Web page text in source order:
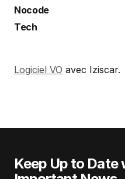
Nocode
Tech
Logiciel VO avec Iziscar.
Keep Up to Date